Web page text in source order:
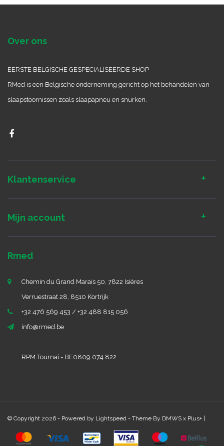
Over ons
EERSTE BELGISCHE GESPECIALISEERDE SHOP
RMed is een Belgische onderneming gericht op het behandelen van
slaapstoornissen zoals slaapapneu en snurken.
Klantenservice
Mijn account
Rmed
Chemin du Grand Marais 50, 7822 Isières
Verruestraat 28, 8510 Kortrijk
+32 476 569 453 / +32 488 815 056
info@rmed.be
RPM Tournai - BE0809 074 822
© Copyright 2026 - Powered by Lightspeed - Theme By DMWS x Plus+